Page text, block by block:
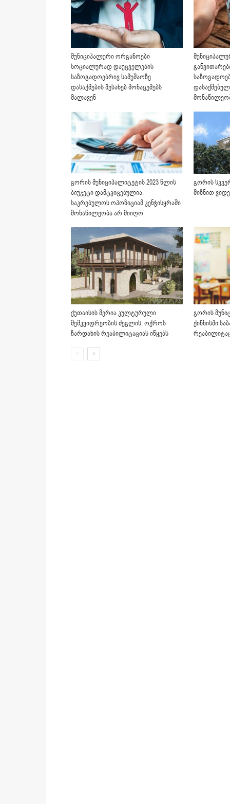
მუნიციპალური ორგანოები
სოციალურად დაუცველების
საზოგადოებრივ სამუშაოზე
დასაქმების შესახებ მონაცემებს
მალავენ
გორის მუნიციპალიტეტის 2023 წლის
ბიუჯეტი დამტკიცებულია,
საკრებულოს ოპოზიციამ კენჭისყრაში
მონაწილეობა არ მიიღო
გორის
მიზნით
ქუთაისის მერია კულტურული
მემკვიდრეობის ძეგლის, ოქროს
ჩარდახის რეაბილიტაციას იწყებს
გორის
ქიწნისში